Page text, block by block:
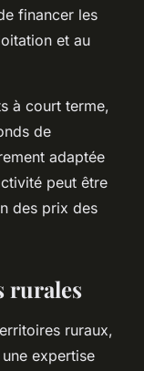
financer les
et au
à court terme,
de
adaptée
peut être
des prix des
rurales
ruraux,
expertise